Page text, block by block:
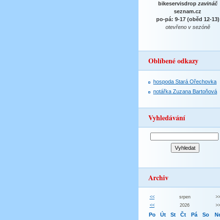
bikeservisdrop zavináč
seznam.cz
po-pá: 9-17 (oběd 12-13)
otevřeno v sezóně
Oblíbené odkazy
hospoda Stará Ořechovka
notářka Zuzana Bartoňová
Vyhledávání
Archiv
<< srpen
>>
<<
2026 >>
Po Út St Čt Pá So